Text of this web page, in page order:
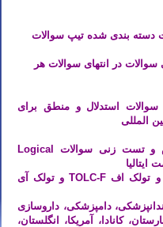
دسته بندی شده تیپ سوالات
در انتهای سوالات هر
استدلال و منطق برای
کاملترین و تنهاترین منبع جامع آموزش و تست زنی سوالات Logical
مناسب برای دیگر آزمونهای ایتالیا (آلفا و تولک اف TOLC-F و تولک آی
دامپزشکی، داروسازی
کانادا، آمریکا، انگلستان،